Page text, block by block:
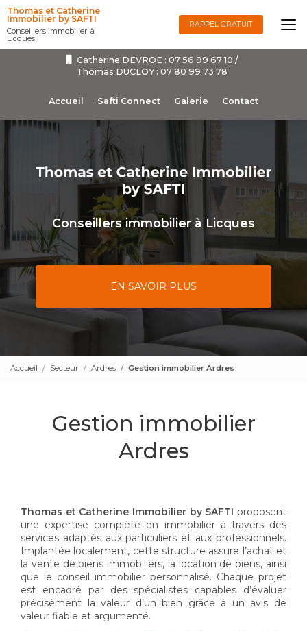
Aller
au
contenu
principal
Catherine DEVROE :07 56 99 67 10 /
Thomas DUCLOY : 07 80 99 73 78
Accueil Safti Connect Galerie Contact
Thomas et Catherine
Immobilier by SAFTI
Conseillers immobilier à
Licques
RAPPEL GRATUIT
Conseillers immobilier à Licques
EN SAVOIR PLUS
Accueil Secteur Ardres Gestion immobilier Ardres
Gestion immobilier
Ardres
Thomas et Catherine Immobilier by SAFTI proposent
une expertise complète en immobilier à travers des
services adaptés aux particuliers et aux professionnels.
Implantée localement, cette structure assure l’achat et
la vente de biens immobiliers, la location de biens, ainsi
que le conseil immobilier personnalisé. Chaque projet
est encadré par des spécialistes capables d’évaluer
précisément la valeur d’un bien grâce à un avis de
valeur fiable et argumenté.